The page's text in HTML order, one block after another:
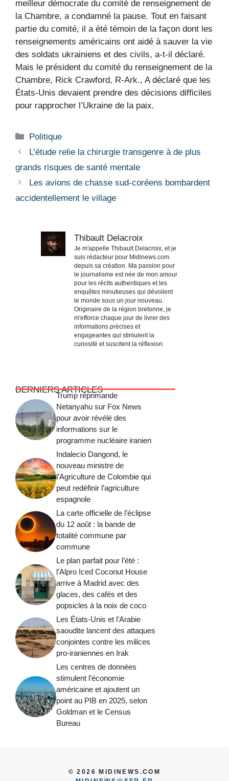
meilleur démocrate du comité de renseignement de
la Chambre, a condamné la pause. Tout en faisant
partie du comité, il a été témoin de la façon dont les
renseignements américains ont aidé à sauver la vie
des soldats ukrainiens et des civils, a-t-il déclaré.
Mais le président du comité du renseignement de la
Chambre, Rick Crawford, R-Ark., A déclaré que les
États-Unis devaient prendre des décisions difficiles
pour rapprocher l’Ukraine de la paix.
Catégories
Politique
L’étude relie la chirurgie transgenre à de plus
grands risques de santé mentale
Les avions de chasse sud-coréens bombardent
accidentellement le village
Thibault Delacroix
Je m'appelle Thibault Delacroix, et je
suis rédacteur pour Midinews.com
depuis sa création. Ma passion pour
le journalisme est née de mon amour
pour les récits authentiques et les
enquêtes minutieuses qui dévoilent
le monde sous un jour nouveau.
Originaire de la région bretonne, je
m'efforce chaque jour de livrer des
informations précises et
engageantes qui stimulent la
curiosité et suscitent la réflexion.
DERNIERS ARTICLES
Trump réprimande
Netanyahu sur Fox News
pour avoir révélé des
informations sur le
programme nucléaire iranien
Indalecio Dangond, le
nouveau ministre de
l’Agriculture de Colombie qui
peut redéfinir l’agriculture
espagnole
La carte officielle de l’éclipse
du 12 août : la bande de
totalité commune par
commune
Le plan parfait pour l’été :
l’Alpro Iced Coconut House
arrive à Madrid avec des
glaces, des cafés et des
popsicles à la noix de coco
Les États-Unis et l’Arabie
saoudite lancent des attaques
conjointes contre les milices
pro-iraniennes en Irak
Les centres de données
stimulent l’économie
américaine et ajoutent un
point au PIB en 2025, selon
Goldman et le Census
Bureau
© 2026 MIDINEWS.COM